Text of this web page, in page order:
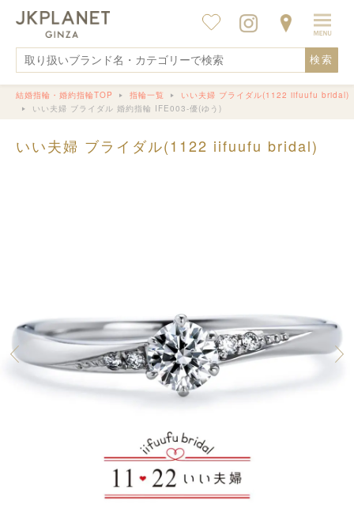
検索
結婚指輪・婚約指輪TOP 指輪一覧
いい夫婦 ブライダル(1122 iifuufu bridal)
いい夫婦 ブライダル 婚約指輪 IFE003-優(ゆう)
いい夫婦 ブライダル(1122 iifuufu bridal)